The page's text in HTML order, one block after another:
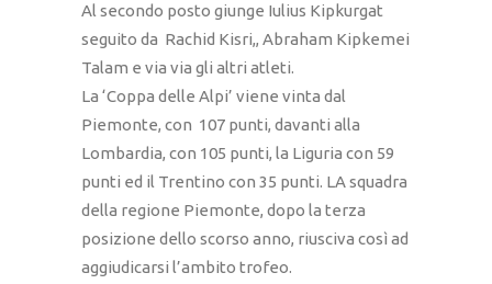
Al secondo posto giunge Iulius Kipkurgat
seguito da Rachid Kisri,, Abraham Kipkemei
Talam e via via gli altri atleti.
La ‘Coppa delle Alpi’ viene vinta dal
Piemonte, con 107 punti, davanti alla
Lombardia, con 105 punti, la Liguria con 59
punti ed il Trentino con 35 punti. LA squadra
della regione Piemonte, dopo la terza
posizione dello scorso anno, riusciva così ad
aggiudicarsi l’ambito trofeo.